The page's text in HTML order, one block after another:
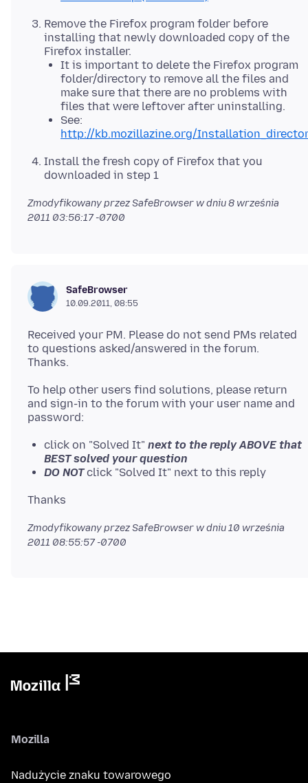
Remove the Firefox program folder before
installing that newly downloaded copy of the
Firefox installer.
It is important to delete the Firefox program
folder/directory to remove all the files and
make sure that there are no problems with
files that were leftover after uninstalling.
See:
http://kb.mozillazine.org/
Install the fresh copy of Firefox that you
downloaded in step 1
Zmodyfikowany przez SafeBrowser w dniu8 września
2011 03:56:17 -0700
SafeBrowser
10.09.2011, 08:55
Received your PM. Please do not send PMs related
to questions asked/answered in the forum.
To help other users find solutions, please return
and sign-in to the forum with your user name and
click on "Solved It" next to the reply ABOVE that
BEST solved your question
DO NOTclick "Solved It" next to this reply
Zmodyfikowany przez SafeBrowser w dniu10 września
2011 08:55:57 -0700
Mozilla
Nadużycie znaku towarowego